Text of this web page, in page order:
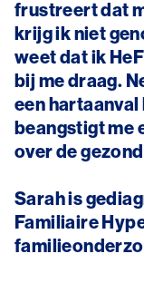
frustreert dat
krijg ik niet
weet dat ik
bij me draag.
een hartaanval
beangstigt me
over de
Sarah is
Familiaire